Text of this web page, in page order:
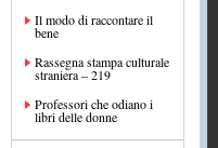
Il modo di raccontare il
bene
Rassegna stampa culturale
straniera – 219
Professori che odiano i
libri delle donne